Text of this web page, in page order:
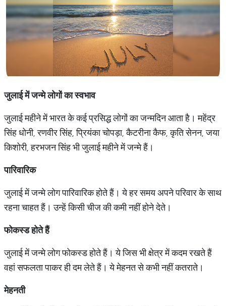
जुलाई में जन्मे लोगों का स्वभाव
जुलाई महीने में भारत के कई प्रसिद्ध लोगों का जन्मदिन आता है। महेंद्र
सिंह धोनी, रणवीर सिंह, प्रियंका चोपड़ा, कैटरीना कैफ, कृति सेनन, जया
किशोरी, हरभजन सिंह भी जुलाई महीने में जन्मे हैं।
पारिवारिक
जुलाई में जन्मे लोग पारिवारिक होते हैं। ये हर समय अपने परिवार के साथ
रहना चाहत हैं। उन्हें किसी चीज की कमी नहीं होने देते।
फोकस्ड होते हैं
जुलाई में जन्मे लोग फोकस्ड होते हैं। ये जिस भी क्षेत्र में कदम रखते हैं
वहां सफलता पाकर ही दम लेते हैं। ये मेहनत से कभी नहीं कतराते।
मेहनती